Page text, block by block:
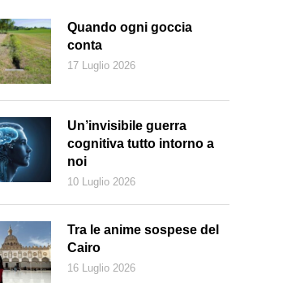
Quando ogni goccia
conta
17 Luglio 2026
Un’invisibile guerra
cognitiva tutto intorno a
noi
10 Luglio 2026
Tra le anime sospese del
Cairo
16 Luglio 2026